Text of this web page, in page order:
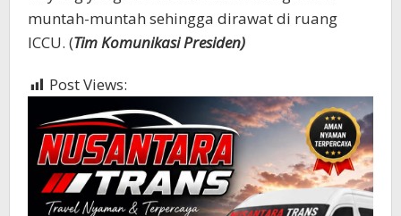
muntah-muntah sehingga dirawat di ruang
ICCU. (Tim Komunikasi Presiden)
Post Views: